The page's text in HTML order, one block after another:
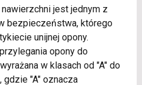
jest jednym z
bezpieczeństwa, którego
unijnej opony.
opony do
w klasach od "A" do
gdzie "A" oznacza